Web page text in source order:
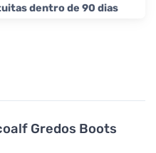
Gredos Boots
dentro de 90 dias